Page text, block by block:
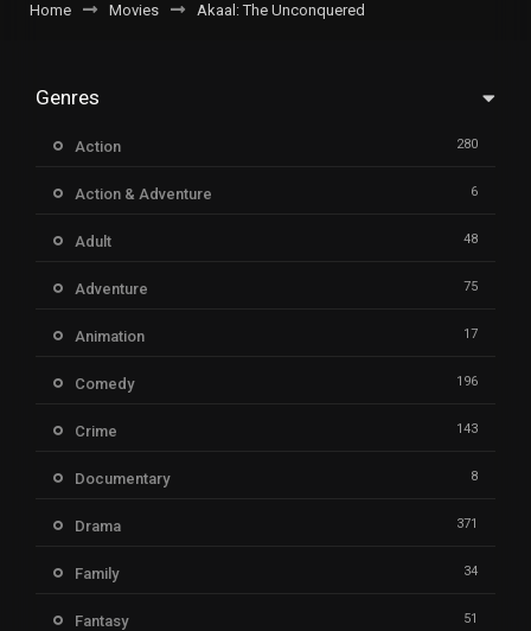
Home Movies Akaal: The Unconquered
Genres
Action 280
Action & Adventure 6
Adult 48
Adventure 75
Animation 17
Comedy 196
Crime 143
Documentary 8
Drama 371
Family 34
Fantasy 51